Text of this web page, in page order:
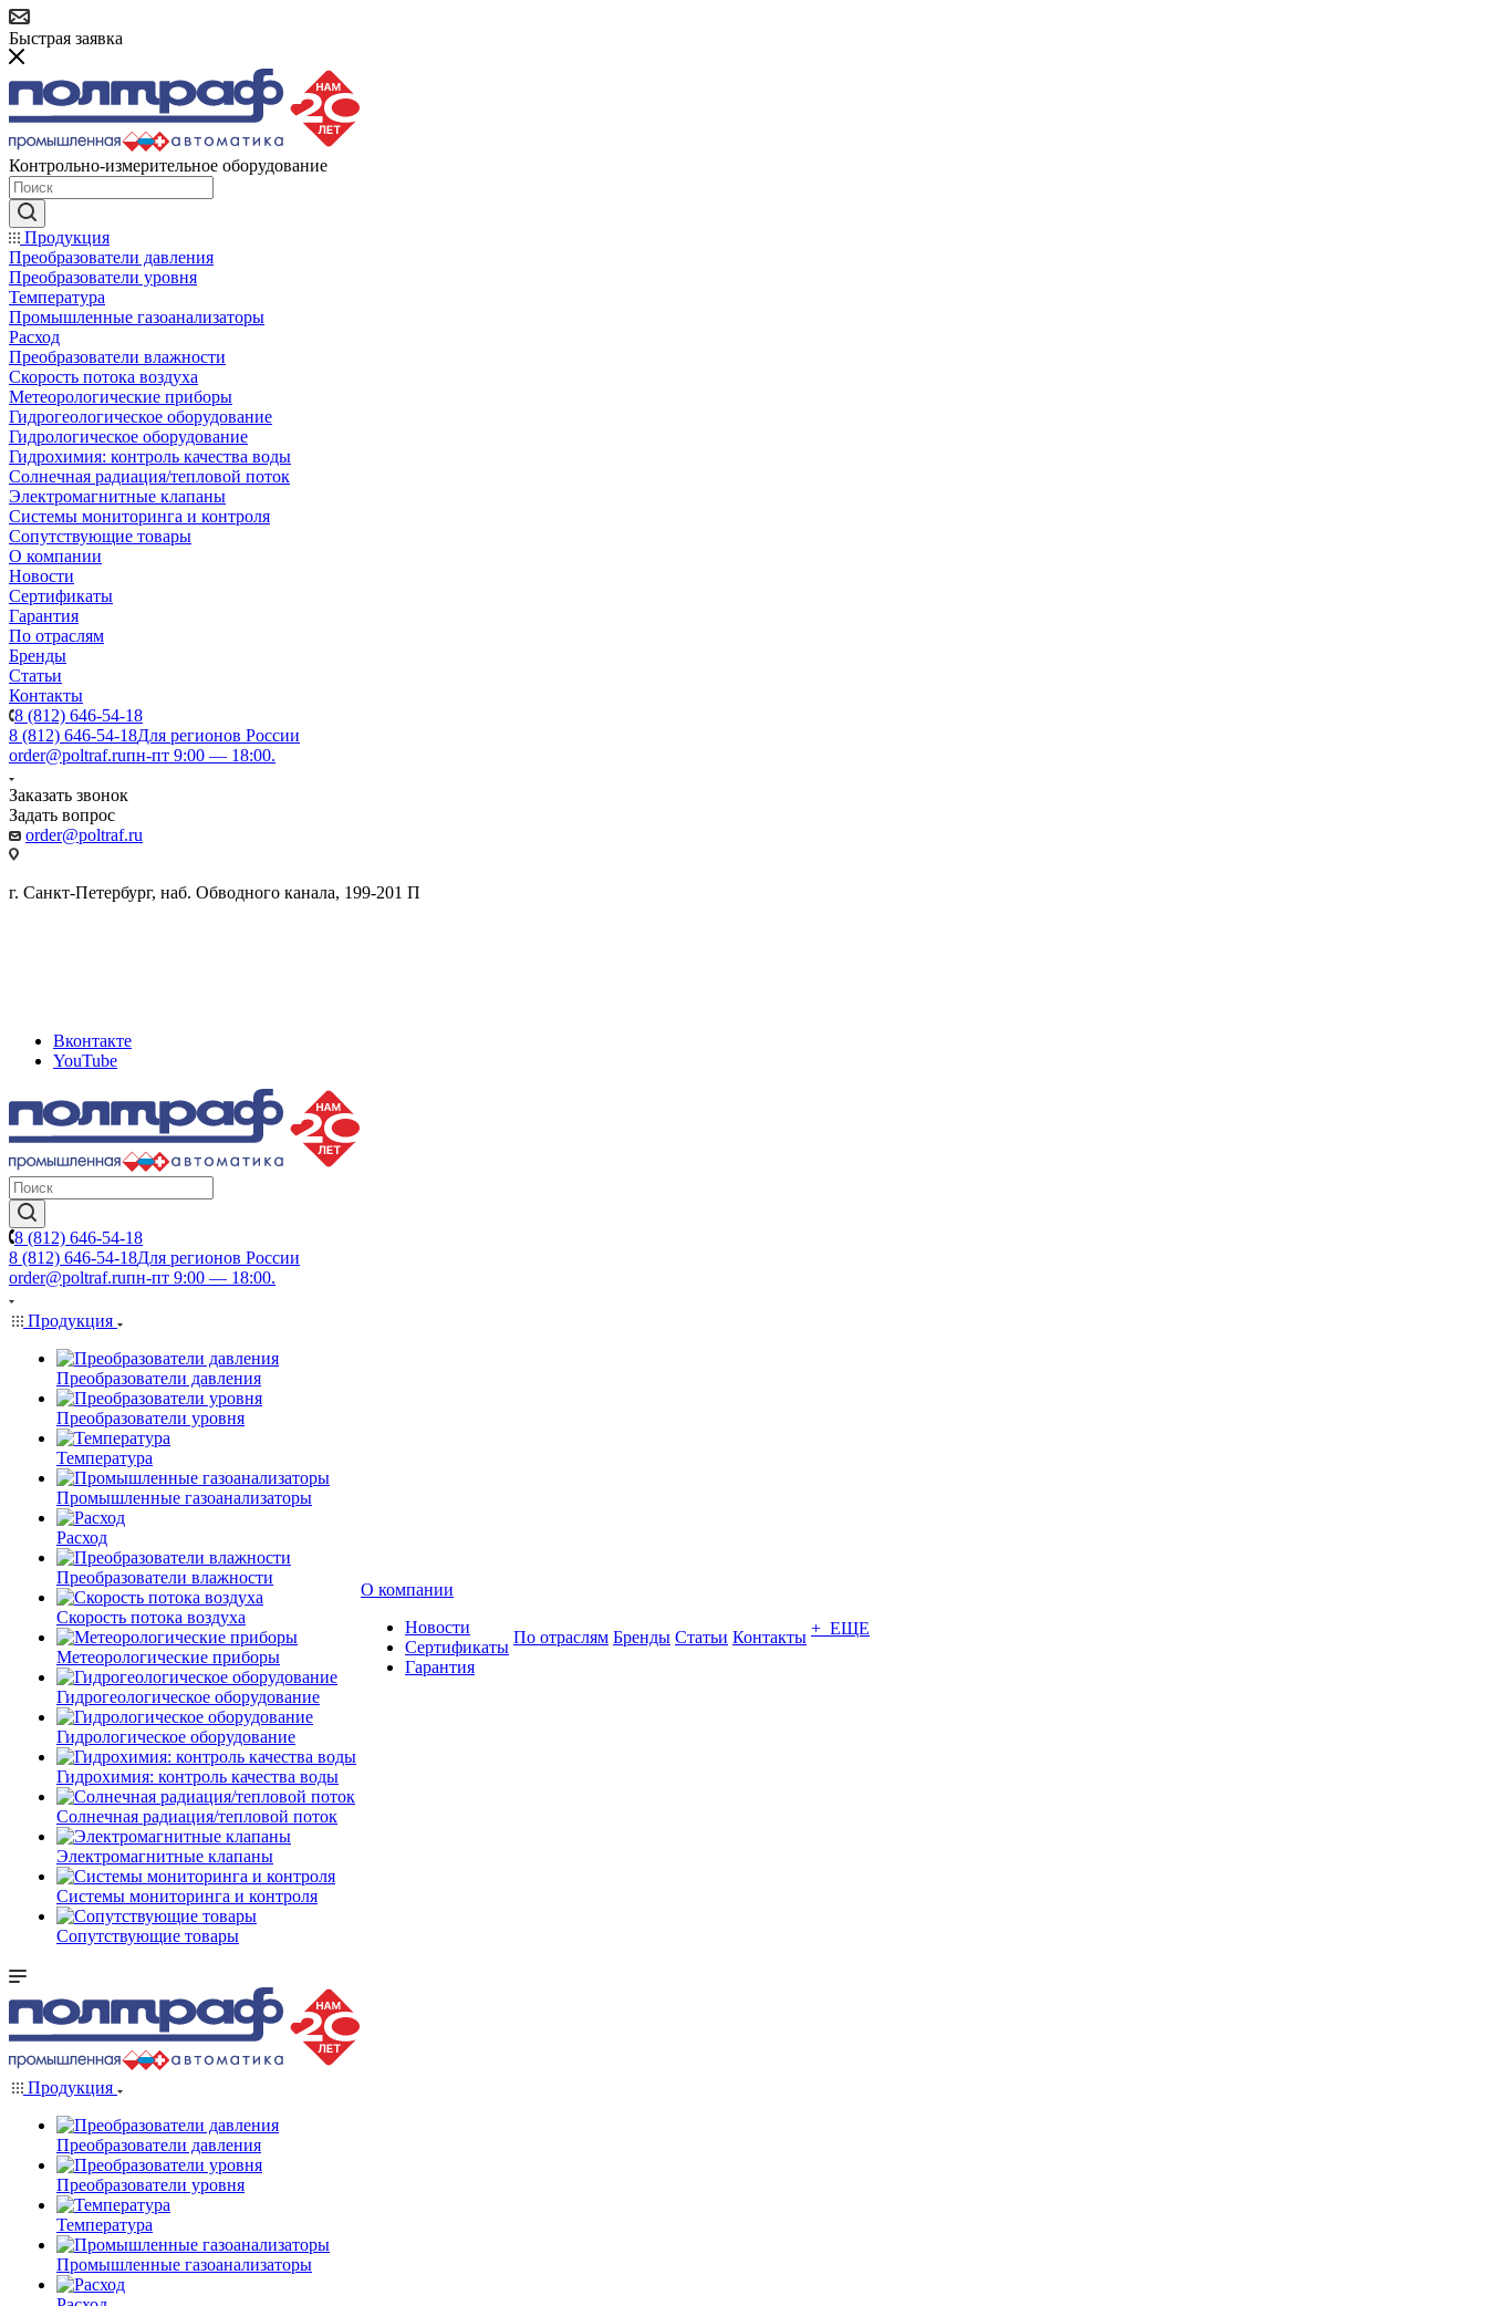
Быстрая заявка
Контрольно-измерительное оборудование
Продукция
Преобразователи давления
Преобразователи уровня
Температура
Промышленные газоанализаторы
Расход
Преобразователи влажности
Скорость потока воздуха
Метеорологические приборы
Гидрогеологическое оборудование
Гидрологическое оборудование
Гидрохимия: контроль качества воды
Солнечная радиация/тепловой поток
Электромагнитные клапаны
Системы мониторинга и контроля
Сопутствующие товары
О компании
Новости
Сертификаты
Гарантия
По отраслям
Бренды
Статьи
Контакты
8 (812) 646-54-18
8 (812) 646-54-18Для регионов России
order@poltraf.ruпн-пт 9:00 — 18:00.
Заказать звонок
Задать вопрос
order@poltraf.ru
г. Санкт-Петербург, наб. Обводного канала, 199-201 П
Вконтакте
YouTube
8 (812) 646-54-18
8 (812) 646-54-18Для регионов России
order@poltraf.ruпн-пт 9:00 — 18:00.
Продукция
Преобразователи давления
Преобразователи уровня
Температура
Промышленные газоанализаторы
Расход
Преобразователи влажности
Скорость потока воздуха
Метеорологические приборы
Гидрогеологическое оборудование
Гидрологическое оборудование
Гидрохимия: контроль качества воды
Солнечная радиация/тепловой поток
Электромагнитные клапаны
Системы мониторинга и контроля
Сопутствующие товары
О компании
Новости
Сертификаты
Гарантия
По отраслям Бренды Статьи Контакты + ЕЩЕ
Продукция
Преобразователи давления
Преобразователи уровня
Температура
Промышленные газоанализаторы